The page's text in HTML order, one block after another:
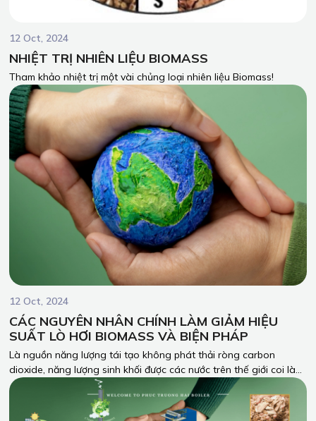
12 Oct, 2024
NHIỆT TRỊ NHIÊN LIỆU BIOMASS
Tham khảo nhiệt trị một vài chủng loại nhiên liệu Biomass!
12 Oct, 2024
CÁC NGUYÊN NHÂN CHÍNH LÀM GIẢM HIỆU
SUẤT LÒ HƠI BIOMASS VÀ BIỆN PHÁP
Là nguồn năng lượng tái tạo không phát thải ròng carbon
dioxide, năng lượng sinh khối được các nước trên thế giới coi là
một trong những biện pháp quan trọng để đạt được quá trình
chuyển đổi năng lượng bền vững. Trong bối cảnh này, nồi hơi, là
thiết bị chuyển đổi năng lượng nhiệt không thể thiếu trong quá